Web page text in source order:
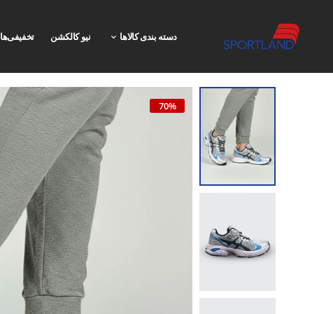
دسته بندی کالاها نیو کالکشن تخفیفی‌ها
70%